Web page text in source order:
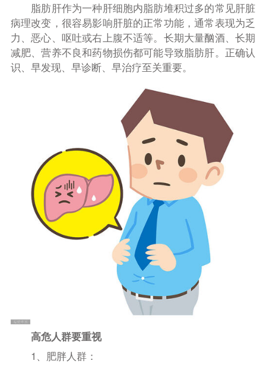
脂肪肝作为一种肝细胞内脂肪堆积过多的常见肝脏
病理改变，很容易影响肝脏的正常功能，通常表现为乏
力、恶心、呕吐或右上腹不适等。长期大量酗酒、长期
减肥、营养不良和药物损伤都可能导致脂肪肝。正确认
识、早发现、早诊断、早治疗至关重要。
高危人群要重视
1、肥胖人群：